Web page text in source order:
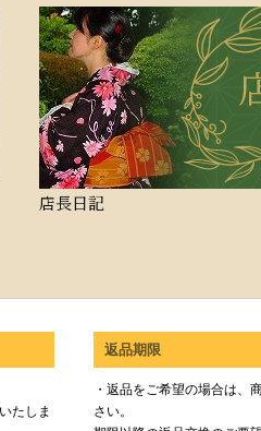
店長日記
たしま
返品期限
・返品をご希望の場合は、
さい。